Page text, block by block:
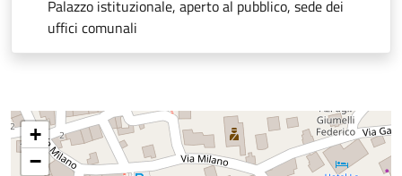
Palazzo istituzionale, aperto al pubblico, sede dei
uffici comunali
+
−